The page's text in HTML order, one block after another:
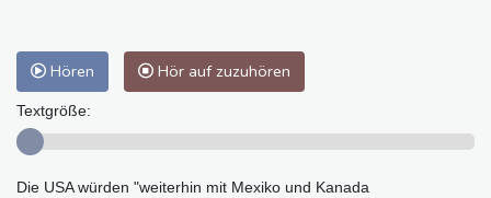
Hören Hör auf zuzuhören
Textgröße:
Die USA würden "weiterhin mit Mexiko und Kanada